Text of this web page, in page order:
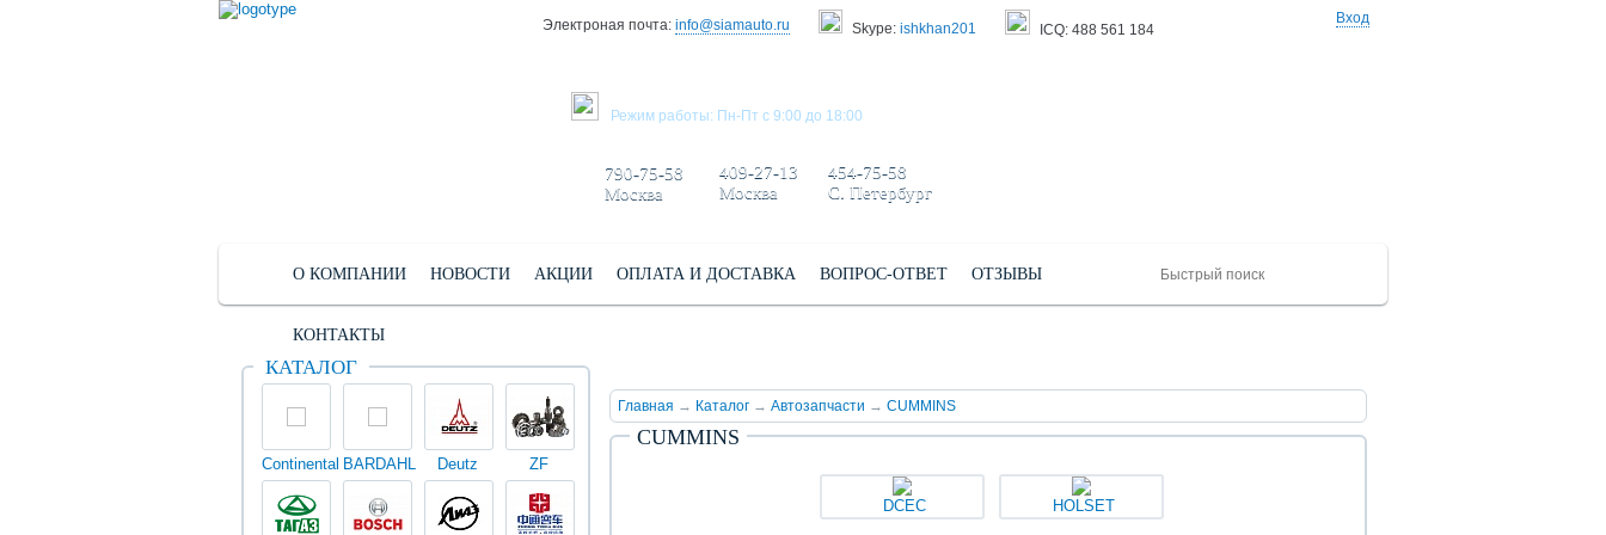
Электроная почта: info@siamauto.ru Skype: ishkhan201 ICQ: 488 561 184
Вход
Режим работы: Пн-Пт с 9:00 до 18:00
790-75-58
Москва
409-27-13
Москва
454-75-58
С. Петербург
О КОМПАНИИ НОВОСТИ АКЦИИ ОПЛАТА И ДОСТАВКА ВОПРОС-ОТВЕТ ОТЗЫВЫ
КОНТАКТЫ
Главная → Каталог → Автозапчасти → CUMMINS
CUMMINS
DCEC HOLSET
КАТАЛОГ
Continental BARDAHL Deutz ZF
(KLQ)